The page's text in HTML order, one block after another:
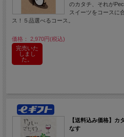
のカタチ、それが
スイーツをコースに
ス！５品選べるコース。
価格： 2,970円(税込)
完売いた
しまし
た。
【送料込み価格】カ
なす